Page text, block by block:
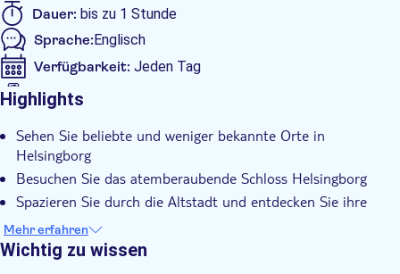
Ihr Name ist Kork. Es ist 9 Jahre her, dass Sie zuletzt einen
Ihrer Art gesehen haben.
Sie haben die Erde allein durchstreift, den gelegentlichen
wilden Tieren ausgewichen und versucht, sich an die immer
unberechenbareren Wettermuster anzupassen. Sie haben alle
Filme gesehen, alle Bücher gelesen, die Sie finden können, aber
Einsamkeit ist ein Fluch, von dem Sie nie gedacht hätten, dass
er so hart sein kann.
Heute führte Sie Ihre ständige Suche nach Nahrung und
Ablenkung nach Helsingborg. Wenn Sie die Stadt betreten,
bemerken Sie seltsame Schilder in den Straßen. Sie
beschließen, ihnen zu folgen.
Dauer: bis zu 1 Stunde
Sprache:Englisch
Verfügbarkeit: Jeden Tag
Digitale Tickets
Sofortbestätigung
Highlights
Sehen Sie beliebte und weniger bekannte Orte in
Helsingborg
Besuchen Sie das atemberaubende Schloss Helsingborg
Spazieren Sie durch die Altstadt und entdecken Sie ihre
versteckten Attraktionen
Spielen Sie ein lustiges Stadterkundungsspiel mit Ihrem
Smartphone
Mehr erfahren
Wichtig zu wissen